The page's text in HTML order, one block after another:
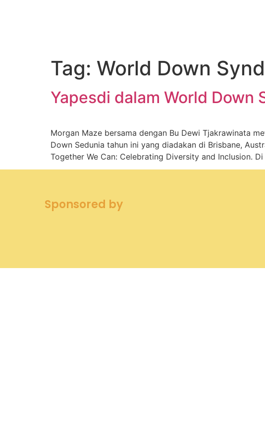
Tag: World Down
Yapesdi dalam World
Morgan Maze bersama dengan Bu Dewi Tjakrawinata
Down Sedunia tahun ini yang diadakan di Brisbane,
Together We Can: Celebrating Diversity and Inclusion.
Sponsored by